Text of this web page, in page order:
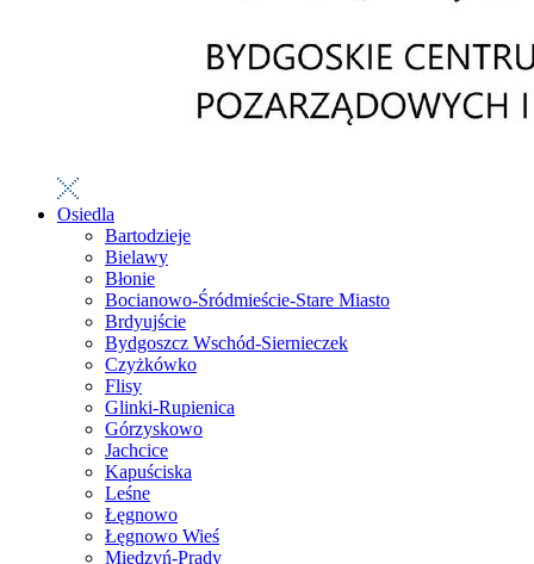
Osiedla
Bartodzieje
Bielawy
Błonie
Bocianowo-Śródmieście-Stare Miasto
Brdyujście
Bydgoszcz Wschód-Siernieczek
Czyżkówko
Flisy
Glinki-Rupienica
Górzyskowo
Jachcice
Kapuściska
Leśne
Łęgnowo
Łęgnowo Wieś
Miedzyń-Prądy